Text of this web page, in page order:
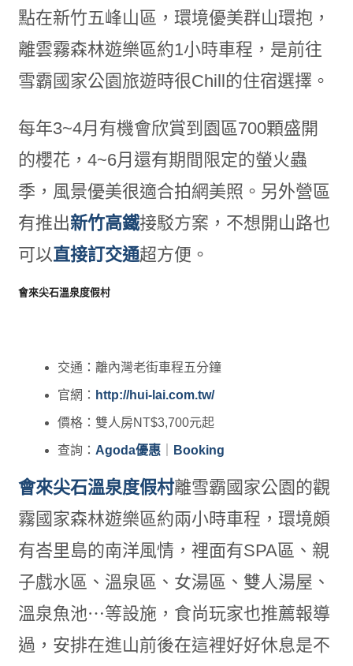
點在新竹五峰山區，環境優美群山環抱，
離雲霧森林遊樂區約1小時車程，是前往
雪霸國家公園旅遊時很Chill的住宿選擇。
每年3~4月有機會欣賞到園區700顆盛開
的櫻花，4~6月還有期間限定的螢火蟲
季，風景優美很適合拍網美照。另外營區
有推出新竹高鐵接駁方案，不想開山路也
可以直接訂交通超方便。
會來尖石溫泉度假村
交通：離內灣老街車程五分鐘
官網： http://hui-lai.com.tw/
價格：雙人房NT$3,700元起
查詢： Agoda優惠｜ Booking
會來尖石溫泉度假村離雪霸國家公園的觀
霧國家森林遊樂區約兩小時車程，環境頗
有峇里島的南洋風情，裡面有SPA區、親
子戲水區、溫泉區、女湯區、雙人湯屋、
溫泉魚池⋯等設施，食尚玩家也推薦報導
過，安排在進山前後在這裡好好休息是不